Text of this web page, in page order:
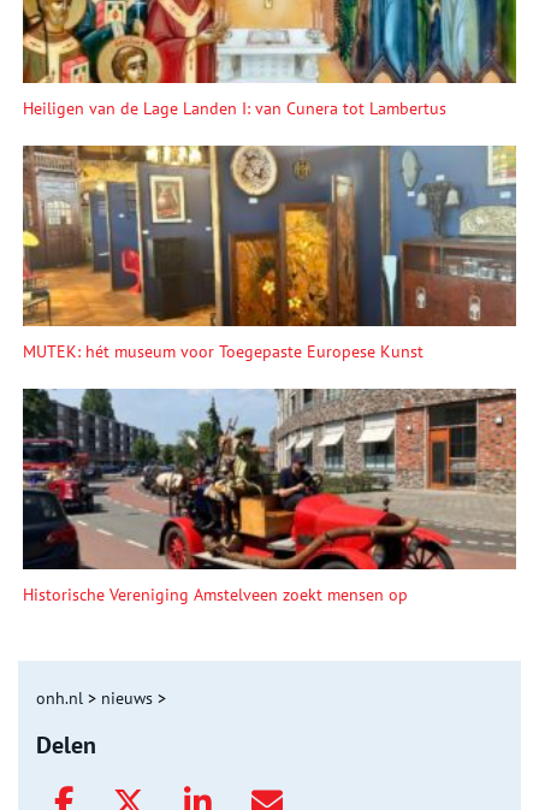
Heiligen van de Lage Landen I: van Cunera tot Lambertus
MUTEK: hét museum voor Toegepaste Europese Kunst
Historische Vereniging Amstelveen zoekt mensen op
onh.nl > nieuws >
Delen